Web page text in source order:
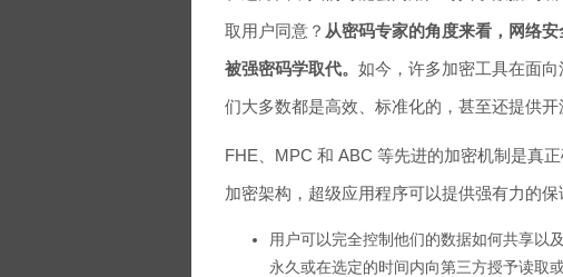
取用户同意？ 从密码专家的角度来看，网络
被强密码学取代。 如今，许多加密工具在面
们大多数都是高效、标准化的，甚至还提供开
FHE、MPC 和 ABC 等先进的加密机制是真
加密架构，超级应用程序可以提供强有力的保
用户可以完全控制他们的数据如何共享以
永久或在选定的时间内向第三方授予读取